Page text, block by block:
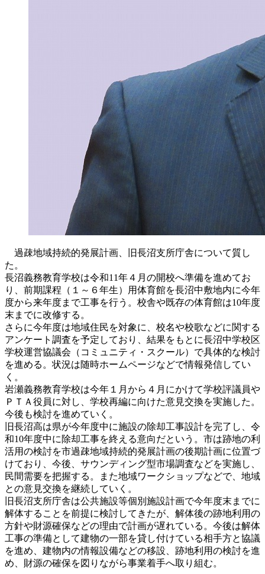
過疎地域持続的発展計画、旧長沼支所庁舎について質し
た。
長沼義務教育学校は令和11年４月の開校へ準備を進めてお
り、前期課程（１～６年生）用体育館を長沼中敷地内に今年
度から来年度まで工事を行う。校舎や既存の体育館は10年度
末までに改修する。
さらに今年度は地域住民を対象に、校名や校歌などに関する
アンケート調査を予定しており、結果をもとに長沼中学校区
学校運営協議会（コミュニティ・スクール）で具体的な検討
を進める。状況は随時ホームページなどで情報発信してい
く。
岩瀬義務教育学校は今年１月から４月にかけて学校評議員や
ＰＴＡ役員に対し、学校再編に向けた意見交換を実施した。
今後も検討を進めていく。
旧長沼高は県が今年度中に施設の除却工事設計を完了し、令
和10年度中に除却工事を終える意向だという。市は跡地の利
活用の検討を市過疎地域持続的発展計画の後期計画に位置づ
けており、今後、サウンディング型市場調査などを実施し、
民間需要を把握する。また地域ワークショップなどで、地域
との意見交換を継続していく。
旧長沼支所庁舎は公共施設等個別施設計画で今年度末までに
解体することを前提に検討してきたが、解体後の跡地利用の
方針や財源確保などの理由で計画が遅れている。今後は解体
工事の準備として建物の一部を貸し付けている相手方と協議
を進め、建物内の情報設備などの移設、跡地利用の検討を進
め、財源の確保を図りながら事業着手へ取り組む。